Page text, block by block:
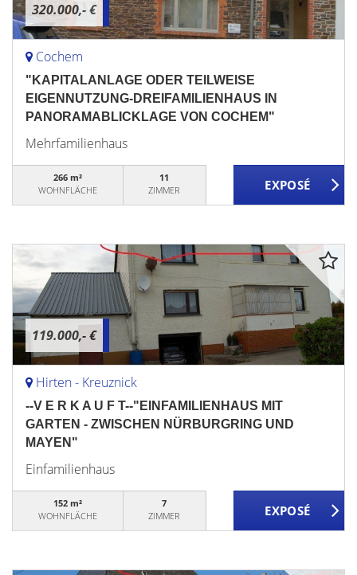
320.000,- €
Cochem
"KAPITALANLAGE ODER TEILWEISE
EIGENNUTZUNG-DREIFAMILIENHAUS IN
PANORAMABLICKLAGE VON COCHEM"
Mehrfamilienhaus
266 m²
WOHNFLÄCHE
11
ZIMMER
119.000,- €
Hirten - Kreuznick
--V E R K A U F T--"EINFAMILIENHAUS MIT
GARTEN - ZWISCHEN NÜRBURGRING UND
MAYEN"
Einfamilienhaus
152 m²
WOHNFLÄCHE
7
ZIMMER